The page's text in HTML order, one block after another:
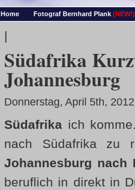
Home Fotograf Bernhard Plank (NEW!)
|
Südafrika
Johannesburg
Donnerstag, April 5th, 2012
Südafrika ich
nach Südafrika zu
Johannesburg nach
beruflich in direkt in